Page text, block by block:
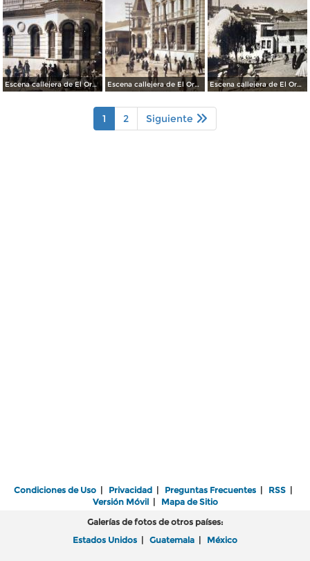
Escena callejera de El Oro estado de Mexico. Escena callejera de El Oro estado de Mexico. Escena callejera de El Oro estado de Mexico.
1 2 Siguiente
Condiciones de Uso | Privacidad | Preguntas Frecuentes | RSS |
Versión Móvil| Mapa de Sitio
Galerías de fotos de otros países:
Estados Unidos | Guatemala | México